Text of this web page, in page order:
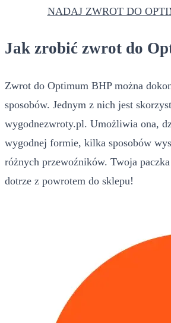
NADAJ ZWROT DO
Jak zrobić zwrot do
Zwrot do Optimum BHP można
sposobów. Jednym z nich jest
wygodnezwroty.pl. Umożliwia ona,
wygodnej formie, kilka sposobów
różnych przewoźników. Twoja
dotrze z powrotem do sklepu!